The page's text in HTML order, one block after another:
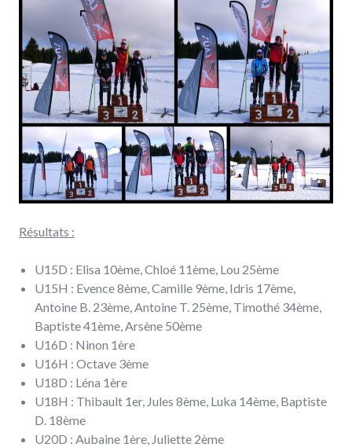
Résultats :
U15D : Elisa 10ème, Chloé 11ème, Lou 25ème
U15H : Evence 8ème, Camille 9ème, Idris 17ème,
Antoine B. 23ème, Antoine T. 25ème, Timothé 34ème,
Baptiste 41ème, Arsène 50ème
U16D : Ninon 1ère
U16H : Octave 3ème
U18D : Léna 1ère
U18H : Thibault 1er, Jules 8ème, Luka 14ème, Baptiste
D. 18ème
U20D : Aubaine 1ère, Juliette 2ème